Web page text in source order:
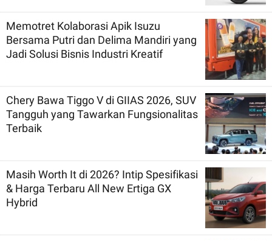
Memotret Kolaborasi Apik Isuzu
Bersama Putri dan Delima Mandiri yang
Jadi Solusi Bisnis Industri Kreatif
Chery Bawa Tiggo V di GIIAS 2026, SUV
Tangguh yang Tawarkan Fungsionalitas
Terbaik
Masih Worth It di 2026? Intip Spesifikasi
& Harga Terbaru All New Ertiga GX
Hybrid